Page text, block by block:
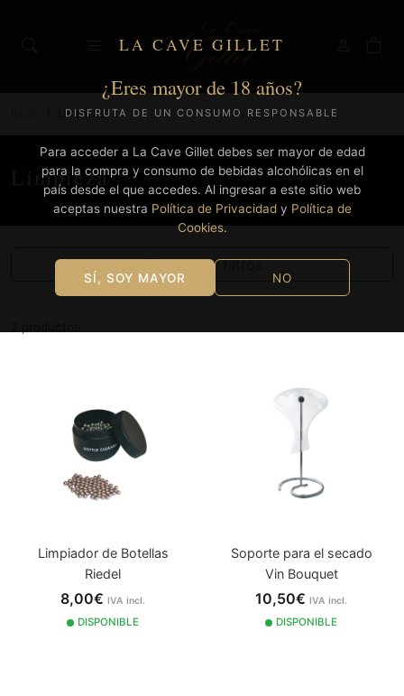
LA CAVE GILLET
¿Eres mayor de 18 años?
DISFRUTA DE UN CONSUMO RESPONSABLE
Para acceder a La Cave Gillet debes ser mayor de edad
para la compra y consumo de bebidas alcohólicas en el
país desde el que accedes. Al ingresar a este sitio web
aceptas nuestra Política de Privacidady Política de
Cookies.
SÍ, SOY MAYOR NO
Limpieza
Limpieza
Mostrar filtros
Limpiador de Botellas
Riedel
8,00€ IVA incl.
DISPONIBLE
Soporte para el secado
Vin Bouquet
10,50€ IVA incl.
DISPONIBLE